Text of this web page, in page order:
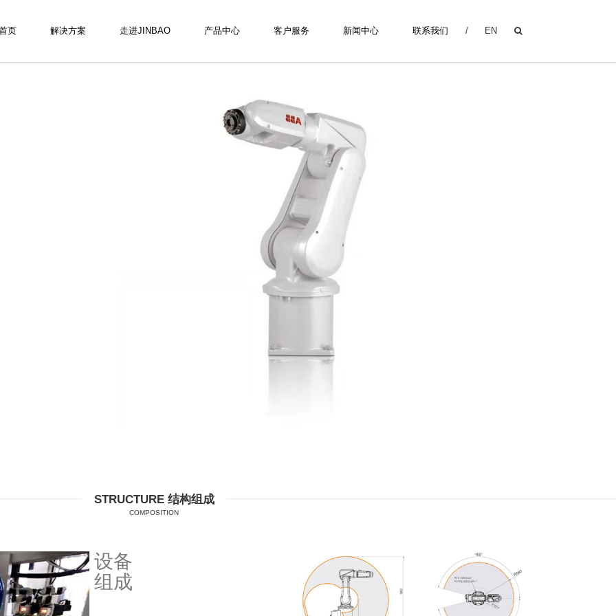
页 解决方案 走进JINBAO 产品中心 客户服务 新闻中心 联系我们 / EN
STRUCTURE 结构组成
COMPOSITION
设备
组成